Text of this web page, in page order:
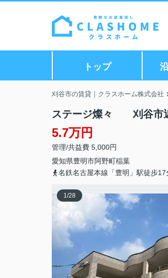
トップ
刈谷市の賃貸｜クラスホーム株式会社
ステージ燦々 刈谷市
5.7万円
管理/共益費 5,000円
愛知県豊明市阿野町稲葉
名鉄名古屋本線「豊明」駅徒歩17
1/28